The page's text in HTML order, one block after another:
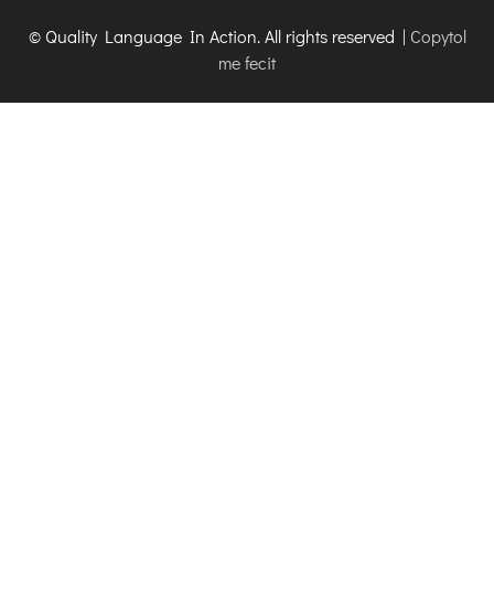
© Quality Language In Action. All rights reserved | Copytol
me fecit